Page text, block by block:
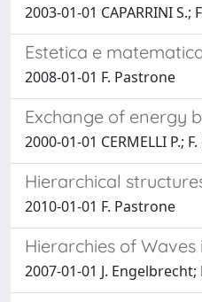
2003-01-01 CAPARRINI S.;
Estetica e
2008-01-01 F. Pastrone
Exchange of energy
2000-01-01 CERMELLI P.; F.
Hierarchical
2010-01-01 F. Pastrone
Hierarchies of
2007-01-01 J.